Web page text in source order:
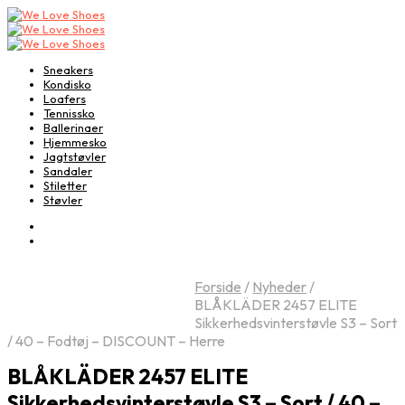
Sneakers
Kondisko
Loafers
Tennissko
Ballerinaer
Hjemmesko
Jagtstøvler
Sandaler
Stiletter
Støvler
Forside / Nyheder/
BLÅKLÄDER 2457 ELITE
Sikkerhedsvinterstøvle S3 – Sort
/ 40 – Fodtøj – DISCOUNT – Herre
BLÅKLÄDER 2457 ELITE